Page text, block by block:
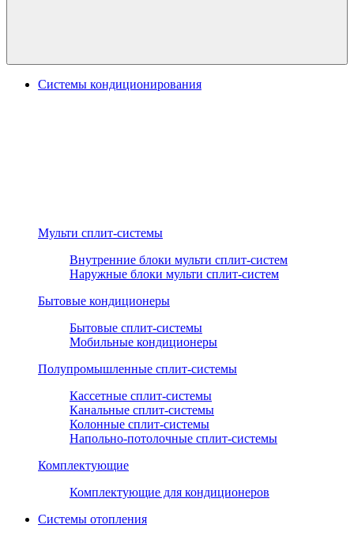
Системы кондиционирования
Мульти сплит-системы
Внутренние блоки мульти сплит-систем
Наружные блоки мульти сплит-систем
Бытовые кондиционеры
Бытовые сплит-системы
Мобильные кондиционеры
Полупромышленные сплит-системы
Кассетные сплит-системы
Канальные сплит-системы
Колонные сплит-системы
Напольно-потолочные сплит-системы
Комплектующие
Комплектующие для кондиционеров
Системы отопления